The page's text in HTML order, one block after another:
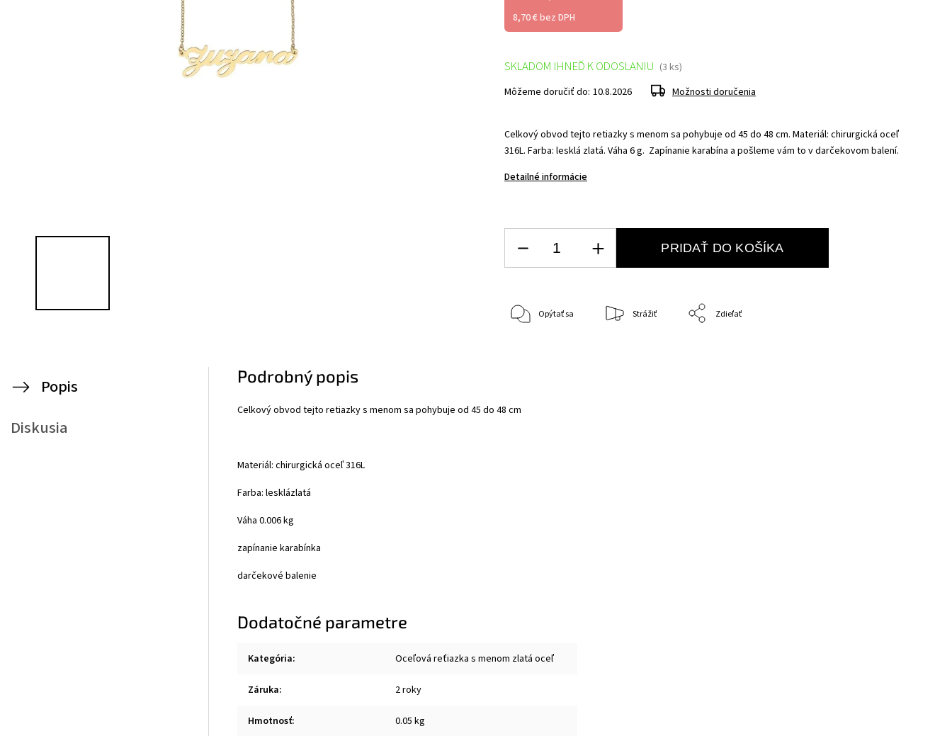
8,70 € bez DPH
Celkový obvod tejto retiazky s menom sa pohybuje od 45 do 48 cm. Materiál: chirurgická oceľ
316L. Farba: lesklá zlatá. Váha 6 g. Zapínanie karabína a pošleme vám to vdarčekovom balení.
Detailné informácie
SKLADOM IHNEĎ K ODOSLANIU (3 ks)
Môžeme doručiť do: 10.8.2026 Možnosti doručenia
PRIDAŤ DO KOŠÍKA
Opýtať sa Strážiť Zdieľať
Popis
Diskusia
Podrobný popis
Celkový obvod tejto retiazky s menom sa pohybuje od 45 do 48 cm
Materiál: chirurgická oceľ 316L
Farba: lesklázlatá
Váha 0.006 kg
zapínanie karabínka
darčekové balenie
Dodatočné parametre
Kategória: Oceľová reťiazka s menom zlatá oceľ
Záruka: 2 roky
Hmotnosť: 0.05 kg